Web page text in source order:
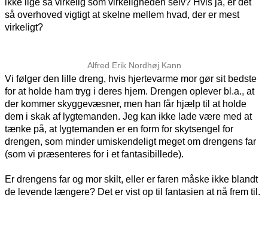
så overhoved vigtigt at skelne mellem hvad, der er mest
virkeligt?
Alfred Erik Nordhøj Kann
Vi følger den lille dreng, hvis hjertevarme mor gør sit bedste
for at holde ham tryg i deres hjem. Drengen oplever bl.a., at
der kommer skyggevæsner, men han får hjælp til at holde
dem i skak af lygtemanden. Jeg kan ikke lade være med at
tænke på, at lygtemanden er en form for skytsengel for
drengen, som minder umiskendeligt meget om drengens far
(som vi præsenteres for i et fantasibillede).
Er drengens far og mor skilt, eller er faren måske ikke blandt
de levende længere? Det er vist op til fantasien at nå frem til.